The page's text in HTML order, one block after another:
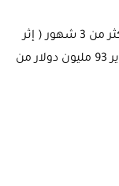
وأشار الى أن المنفذ الحدودي كان معطلا منذ اكثر من 3 شهور ( إثر
فيروس كورونا)، الا أنه في غضون ذلك تم تصدير 93 مليون دولار من